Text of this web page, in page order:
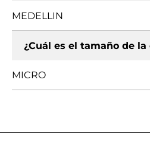
MEDELLIN
¿Cuál es el tamaño de la
MICRO